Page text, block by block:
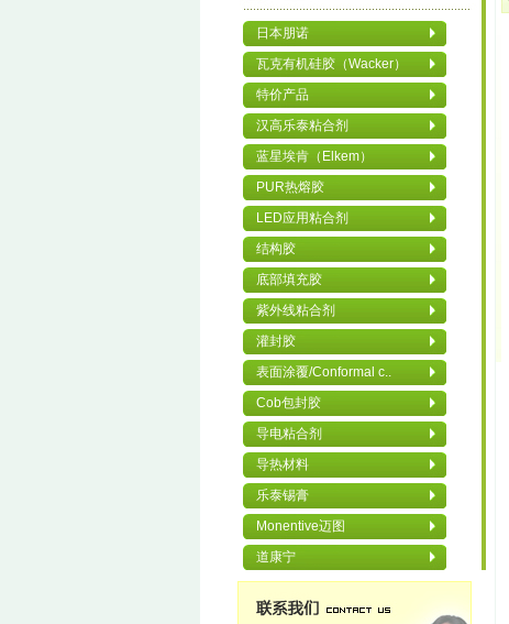
日本朋诺
瓦克有机硅胶（Wacker）
特价产品
汉高乐泰粘合剂
蓝星埃肯（Elkem）
PUR热熔胶
LED应用粘合剂
结构胶
底部填充胶
紫外线粘合剂
灌封胶
表面涂覆/Conformal c..
Cob包封胶
导电粘合剂
导热材料
乐泰锡膏
Monentive迈图
道康宁